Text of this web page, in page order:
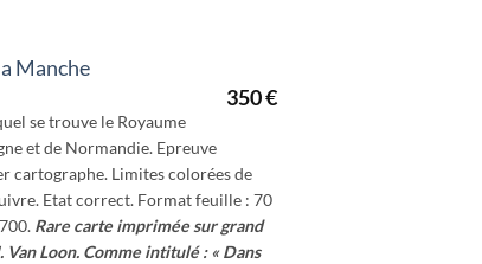
Manche
350€
se trouve le Royaume
et de Normandie. Epreuve
cartographe. Limites colorées de
Etat correct. Format feuille : 70
Rare carte imprimée sur grand
Loon. Comme intitulé : « Dans